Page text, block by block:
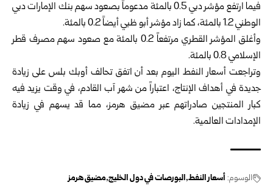
فيما ارتفع مؤشر دبي 0.5 بالمئة مدعوماً بصعود سهم بنك الإمارات دبي
الوطني 1.2 بالمئة، كما زاد مؤشر أبو ظبي أيضاً 0.2 بالمئة.
وأغلق المؤشر القطري مرتفعاً 0.2 بالمئة مع صعود سهم مصرف قطر
الإسلامي 0.8 بالمئة.
وتراجعت أسعار النفط اليوم بعد أن اتفق تحالف أوبك بلس على زيادة
جديدة في أهداف الإنتاج، اعتباراً من شهر آب القادم، في وقت يزيد فيه
كبار المنتجين صادراتهم عبر مضيق هرمز، مما قد يسهم في زيادة
الإمدادات العالمية.
الوسوم: أسعار النفط البورصات في دول الخليج مضيق هرمز